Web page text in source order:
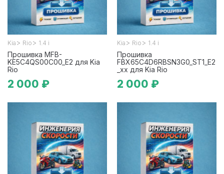
Kia > Rio > 1.4 i
Прошивка MFB-
KE5C4QS00C00_E2 для Kia
Rio
2 000 ₽
Kia > Rio > 1.4 i
Прошивка
FBX65C4D6RBSN3G0_ST1_E2
_xx для Kia Rio
2 000 ₽